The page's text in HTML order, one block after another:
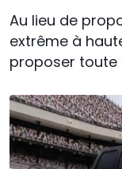
Au lieu de
extrême à
proposer toute